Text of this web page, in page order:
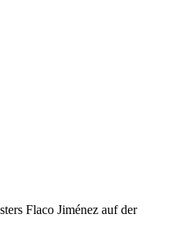
Flaco Jiménez auf der